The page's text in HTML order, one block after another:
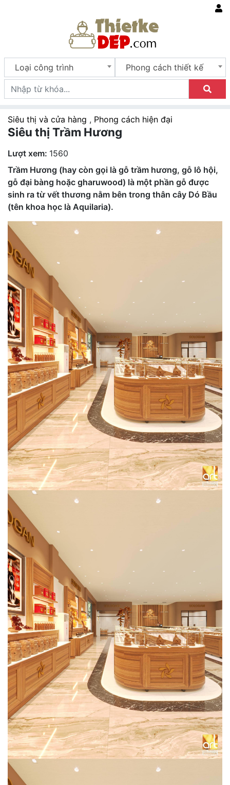
Loại công trình Phong cách thiết kế
Siêu thị và cửa hàng , Phong cách hiện đại
Siêu thị Trầm Hương
Lượt xem: 1560
Trầm Hương (hay còn gọi là gỗ trầm hương, gỗ lô hội,
gỗ đại bàng hoặc gharuwood) là một phần gỗ được
sinh ra từ vết thương nằm bên trong thân cây Dó Bầu
(tên khoa học là Aquilaria).